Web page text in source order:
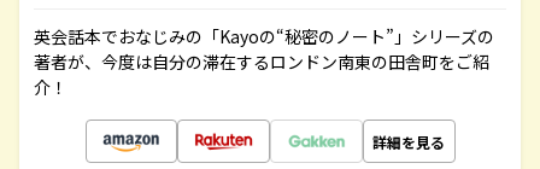
英会話本でおなじみの「Kayoの“秘密のノート”」シリーズの
著者が、今度は自分の滞在するロンドン南東の田舎町をご紹
介！
詳細を見る